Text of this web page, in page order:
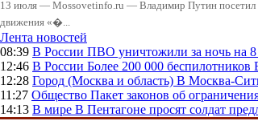
13 июля — Mossovetinfo.ru — Владимир Путин посетил
движения «�...
Лента новостей
08:39 В России ПВО уничтожили за ночь на
12:46 В России Более 200 000
12:28 Город (Москва и область) В Москва-
11:27 Общество Пакет законов об
14:13 В мире В Пентагоне просят солдат